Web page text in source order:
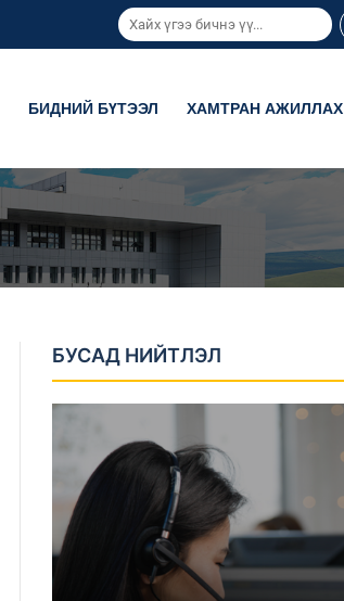
БИДНИЙ БҮТЭЭЛ ХАМТРАН АЖИЛЛАХ
БУСАД НИЙТЛЭЛ